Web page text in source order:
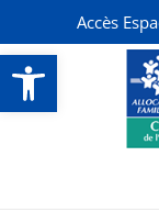
Ouvrir la barre d’outils
Accès